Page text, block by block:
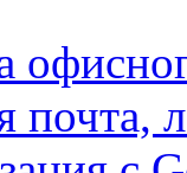
почта,